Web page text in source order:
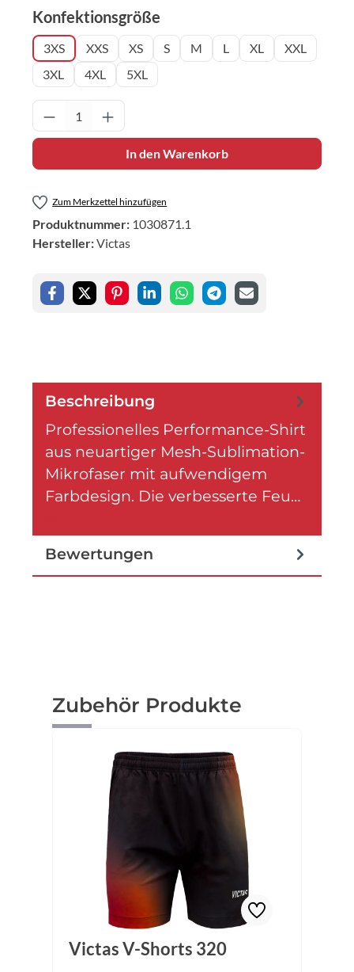
Konfektionsgröße
3XS XXS XS S M L XL
XXL
3XL
4XL 5XL
Produkt Anzahl: Gib den gewünschten
In den Warenkorb
Zum Merkzettel hinzufügen
Produktnummer: 1030871.1
Hersteller:Victas
Beschreibung
Professionelles Performance-Shirt
aus neuartiger Mesh-Sublimation-
Mikrofaser mit aufwendigem
Farbdesign. Die verbesserte Feu…
Bewertungen
Produktgalerie überspringen
Zubehör Produkte
Victas V-Shorts 320